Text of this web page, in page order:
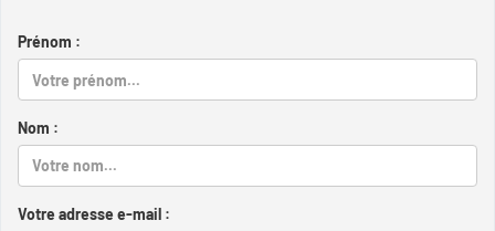
Prénom :
Nom :
Votre adresse e-mail :